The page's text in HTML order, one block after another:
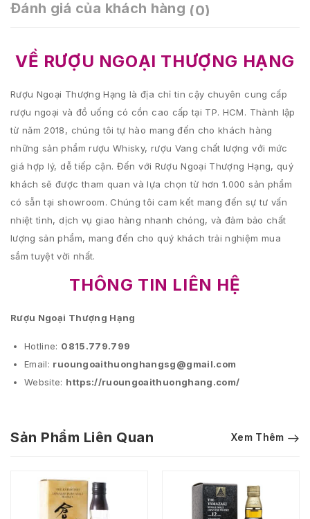
Đánh giá của khách hàng (0)
VỀ RƯỢU NGOẠI THƯỢNG HẠNG
Rượu Ngoại Thượng Hạng là địa chỉ tin cậy chuyên cung cấp
rượu ngoại và đồ uống có cồn cao cấp tại TP. HCM. Thành lập
từ năm 2018, chúng tôi tự hào mang đến cho khách hàng
những sản phẩm rượu Whisky, rượu Vang chất lượng với mức
giá hợp lý, dễ tiếp cận. Đến với Rượu Ngoại Thượng Hạng, quý
khách sẽ được tham quan và lựa chọn từ hơn 1.000 sản phẩm
có sẵn tại showroom. Chúng tôi cam kết mang đến sự tư vấn
nhiệt tình, dịch vụ giao hàng nhanh chóng, và đảm bảo chất
lượng sản phẩm, mang đến cho quý khách trải nghiệm mua
sắm tuyệt vời nhất.
THÔNG TIN LIÊN HỆ
Rượu Ngoại Thượng Hạng
Hotline: 0815.779.799
Email: ruoungoaithuonghangsg@gmail.com
Website: https://ruoungoaithuonghang.com/
Sản Phẩm Liên Quan Xem Thêm